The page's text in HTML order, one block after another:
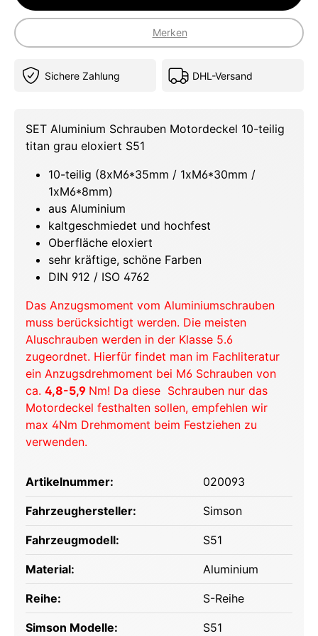
Merken
Sichere Zahlung DHL-Versand
SET Aluminium Schrauben Motordeckel 10-teilig
titan grau eloxiert S51
10-teilig (8xM6*35mm / 1xM6*30mm /
1xM6*8mm)
aus Aluminium
kaltgeschmiedet und hochfest
Oberfläche eloxiert
sehr kräftige, schöne Farben
DIN 912 / ISO 4762
Das Anzugsmoment vom Aluminiumschrauben
muss berücksichtigt werden. Die meisten
Aluschrauben werden in der Klasse 5.6
zugeordnet. Hierfür findet man im Fachliteratur
ein Anzugsdrehmoment bei M6 Schrauben von
ca. 4,8-5,9 Nm! Da diese Schrauben nur das
Motordeckel festhalten sollen, empfehlen wir
max 4Nm Drehmoment beim Festziehen zu
verwenden.
Artikelnummer: 020093
Fahrzeughersteller: Simson
Fahrzeugmodell: S51
Material: Aluminium
Reihe: S-Reihe
Simson Modelle: S51